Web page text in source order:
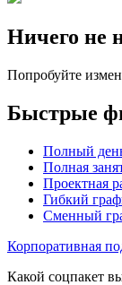
Ничего не
Попробуйте
Быстрые
Полный
Полная
Проектная
Гибкий
Сменный
Корпоративная
Какой соцпакет